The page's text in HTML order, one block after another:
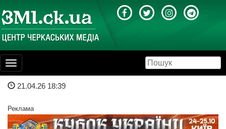
Toggle
navigation
21.04.26 18:39
Реклама